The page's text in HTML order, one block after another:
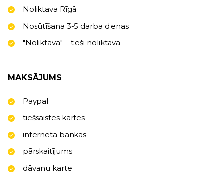
Noliktava Rīgā
Nosūtīšana 3-5 darba dienas
"Noliktavā" – tieši noliktavā
MAKSĀJUMS
Paypal
tiešsaistes kartes
interneta bankas
pārskaitījums
dāvanu karte